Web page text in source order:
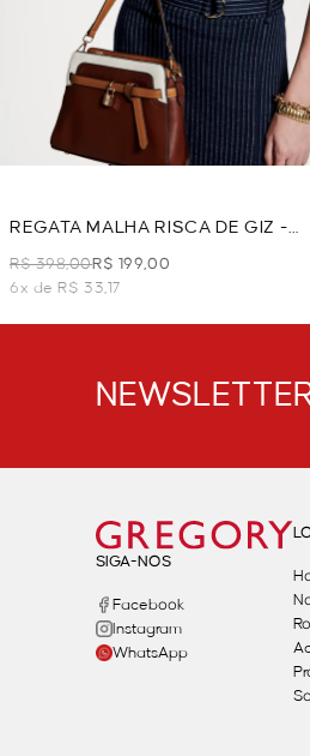
REGATA MALHA RISCA DE GIZ -
MARINHO
R$ 398,00R$ 199,00
6x de R$ 33,17
SIGA-NOS
Facebook
Instagram
WhatsApp